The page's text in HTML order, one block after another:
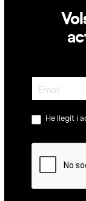
Newsletter
He llegit i